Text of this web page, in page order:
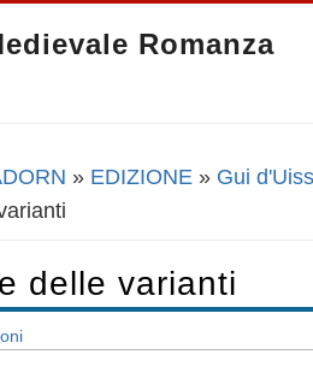
Romanza
» EDIZIONE » Gui
delle varianti